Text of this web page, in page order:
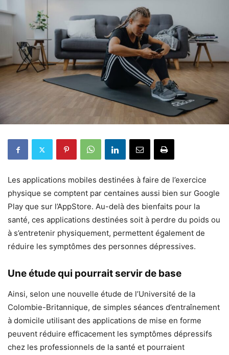
Les applications mobiles destinées à faire de l’exercice
physique se comptent par centaines aussi bien sur Google
Play que sur l’AppStore. Au-delà des bienfaits pour la
santé, ces applications destinées soit à perdre du poids ou
à s’entretenir physiquement, permettent également de
réduire les symptômes des personnes dépressives.
Une étude qui pourrait servir de base
Ainsi, selon une nouvelle étude de l’Université de la
Colombie-Britannique, de simples séances d’entraînement
à domicile utilisant des applications de mise en forme
peuvent réduire efficacement les symptômes dépressifs
chez les professionnels de la santé et pourraient